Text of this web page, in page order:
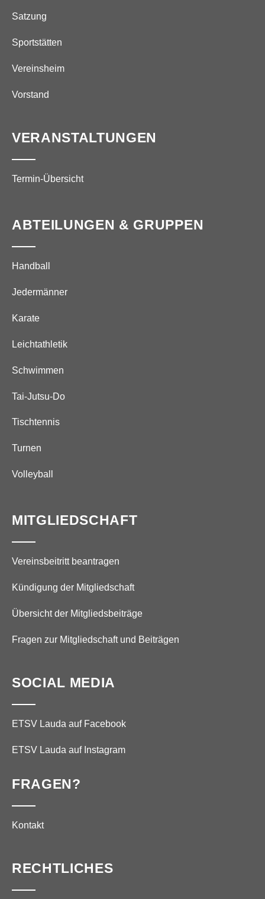
Satzung
Sportstätten
Vereinsheim
Vorstand
VERANSTALTUNGEN
Termin-Übersicht
ABTEILUNGEN & GRUPPEN
Handball
Jedermänner
Karate
Leichtathletik
Schwimmen
Tai-Jutsu-Do
Tischtennis
Turnen
Volleyball
MITGLIEDSCHAFT
Vereinsbeitritt beantragen
Kündigung der Mitgliedschaft
Übersicht der Mitgliedsbeiträge
Fragen zur Mitgliedschaft und Beiträgen
SOCIAL MEDIA
ETSV Lauda auf Facebook
ETSV Lauda auf Instagram
FRAGEN?
Kontakt
RECHTLICHES